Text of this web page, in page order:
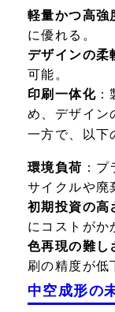
軽量かつ高強
に優れる。
デザインの柔
可能。
印刷一体化
め、デザイン
一方で、以下
環境負荷 ：
サイクルや廃
初期投資の高
にコストがか
色再現の難し
刷の精度が低
中空成形の